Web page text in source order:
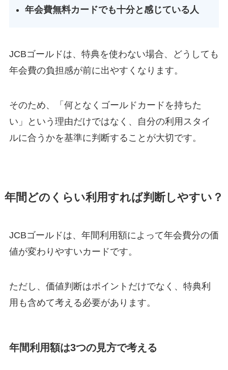
年会費無料カードでも十分と感じている人
JCBゴールドは、特典を使わない場合、どうしても
年会費の負担感が前に出やすくなります。
そのため、「何となくゴールドカードを持ちた
い」という理由だけではなく、自分の利用スタイ
ルに合うかを基準に判断することが大切です。
年間どのくらい利用すれば判断しやすい？
JCBゴールドは、年間利用額によって年会費分の価
値が変わりやすいカードです。
ただし、価値判断はポイントだけでなく、特典利
用も含めて考える必要があります。
年間利用額は3つの見方で考える